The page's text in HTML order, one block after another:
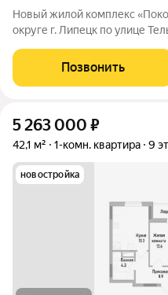
Новый жилой комплекс
округе г. Липецк по улице
квартиры, семейные
Позвонить
5 263 000 ₽
42,1 м² 1-комн. квартира 9
новостройка